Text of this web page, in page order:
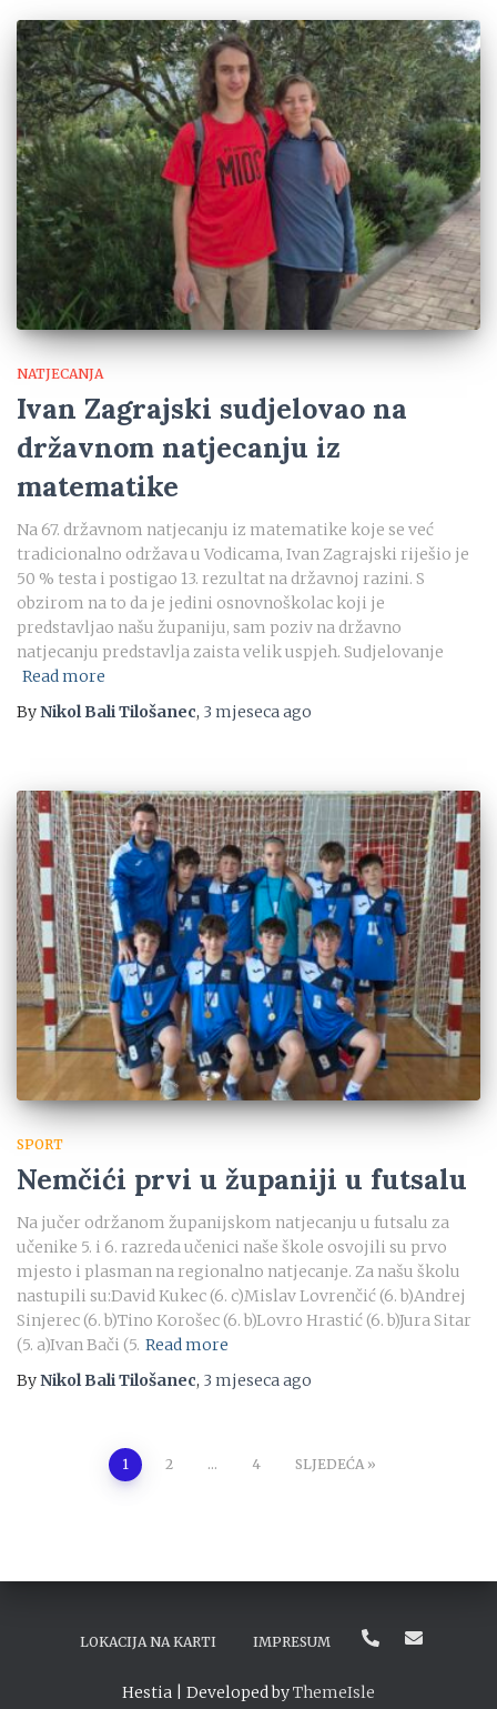
NATJECANJA
Ivan Zagrajski sudjelovao na
državnom natjecanju iz
matematike
Na 67. državnom natjecanju iz matematike koje se već
tradicionalno održava u Vodicama, Ivan Zagrajski riješio je
50 % testa i postigao 13. rezultat na državnoj razini. S
obzirom na to da je jedini osnovnoškolac koji je
predstavljao našu županiju, sam poziv na državno
natjecanju predstavlja zaista velik uspjeh. Sudjelovanje
Read more
ByNikol Bali Tilošanec, 3 mjesecaago
SPORT
Nemčići prvi u županiji u futsalu
Na jučer održanom županijskom natjecanju u futsalu za
učenike 5. i 6. razreda učenici naše škole osvojili su prvo
mjesto i plasman na regionalno natjecanje. Za našu školu
nastupili su:David Kukec (6. c)Mislav Lovrenčić (6. b)Andrej
Sinjerec (6. b)Tino Korošec (6. b)Lovro Hrastić (6. b)Jura Sitar
(5. a)Ivan Bači (5. Read more
ByNikol Bali Tilošanec, 3 mjeseca ago
Brojevi
objava
1 2 … 4 SLJEDEĆA
LOKACIJA NA KARTI IMPRESUM
Hestia | Developed byThemeIsle